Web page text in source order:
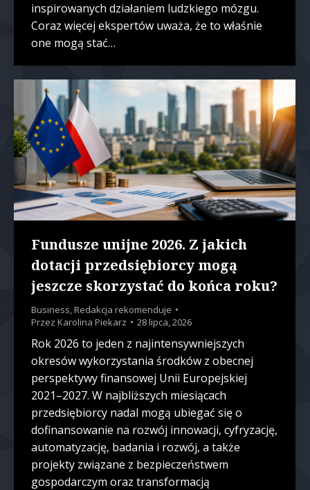
inspirowanych działaniem ludzkiego mózgu.
Coraz więcej ekspertów uważa, że to właśnie
one mogą stać…
Fundusze unijne 2026. Z jakich
dotacji przedsiębiorcy mogą
jeszcze skorzystać do końca roku?
Business Redakcja rekomenduje
Przez Karolina Piekarz 28 lipca, 2026
Rok 2026 to jeden z najintensywniejszych
okresów wykorzystania środków z obecnej
perspektywy finansowej Unii Europejskiej
2021–2027. W najbliższych miesiącach
przedsiębiorcy nadal mogą ubiegać się o
dofinansowanie na rozwój innowacji, cyfryzację,
automatyzację, badania i rozwój, a także
projekty związane z bezpieczeństwem
gospodarczym oraz transformacją